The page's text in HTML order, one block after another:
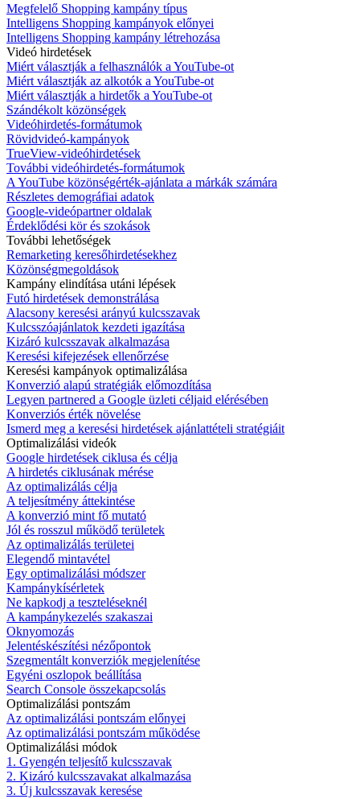
Megfelelő Shopping kampány típus
Intelligens Shopping kampányok előnyei
Intelligens Shopping kampány létrehozása
Videó hirdetések
Miért választják a felhasználók a YouTube-ot
Miért választják az alkotók a YouTube-ot
Miért választják a hirdetők a YouTube-ot
Szándékolt közönségek
Videóhirdetés-formátumok
Rövidvideó-kampányok
TrueView-videóhirdetések
További videóhirdetés-formátumok
A YouTube közönségérték-ajánlata a márkák számára
Részletes demográfiai adatok
Google-videópartner oldalak
Érdeklődési kör és szokások
További lehetőségek
Remarketing keresőhirdetésekhez
Közönségmegoldások
Kampány elindítása utáni lépések
Futó hirdetések demonstrálása
Alacsony keresési arányú kulcsszavak
Kulcsszóajánlatok kezdeti igazítása
Kizáró kulcsszavak alkalmazása
Keresési kifejezések ellenőrzése
Keresési kampányok optimalizálása
Konverzió alapú stratégiák előmozdítása
Legyen partnered a Google üzleti céljaid elérésében
Konverziós érték növelése
Ismerd meg a keresési hirdetések ajánlattételi stratégiáit
Optimalizálási videók
Google hirdetések ciklusa és célja
A hirdetés ciklusának mérése
Az optimalizálás célja
A teljesítmény áttekintése
A konverzió mint fő mutató
Jól és rosszul működő területek
Az optimalizálás területei
Elegendő mintavétel
Egy optimalizálási módszer
Kampánykísérletek
Ne kapkodj a teszteléseknél
A kampánykezelés szakaszai
Oknyomozás
Jelentéskészítési nézőpontok
Szegmentált konverziók megjelenítése
Egyéni oszlopok beállítása
Search Console összekapcsolás
Optimalizálási pontszám
Az optimalizálási pontszám előnyei
Az optimalizálási pontszám működése
Optimalizálási módok
1. Gyengén teljesítő kulcsszavak
2. Kizáró kulcsszavakat alkalmazása
3. Új kulcsszavak keresése